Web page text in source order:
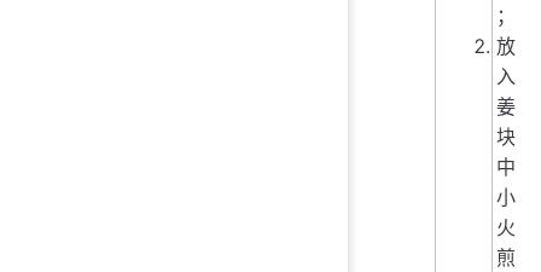
；
放
入
姜
块
中
小
火
煎